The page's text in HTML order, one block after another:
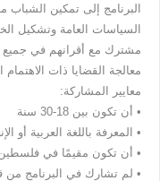
البرنامج إلى تمكين
السياسات العامة وتشكيل
مشترك مع أقرانهم في جميع
معالجة القضايا ذات
معايير المشاركة:
• أن تكون بين 18-30 سنة
• المعرفة باللغة العربية أو
• أن تكون مقيمًا في فلسطين
• لم تشارك في البرنامج من